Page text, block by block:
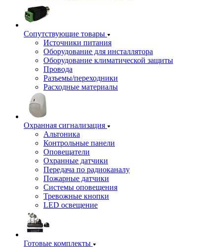
Сопутствующие товары
Источники питания
Оборудование для инсталлятора
Оборудование климатической защиты
Провода
Разъемы/переходники
Расходные материалы
Охранная сигнализация
Альтоника
Контрольные панели
Оповещатели
Охранные датчики
Передача по радиоканалу
Пожарные датчики
Системы оповещения
Тревожные кнопки
LED освещение
Готовые комплекты